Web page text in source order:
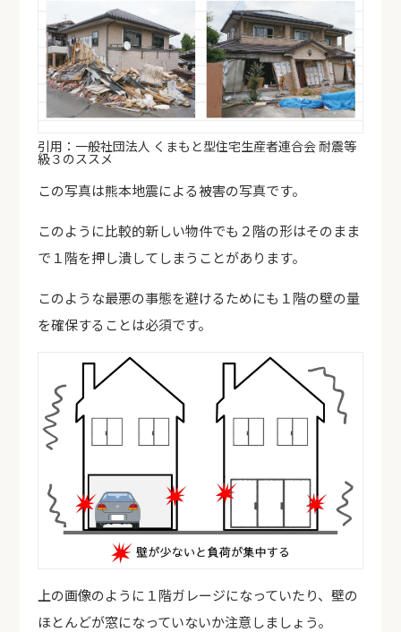
引用：一般社団法人 くまもと型住宅生産者連合会 耐震等
級３のススメ
この写真は熊本地震による被害の写真です。
このように比較的新しい物件でも２階の形はそのまま
で１階を押し潰してしまうことがあります。
このような最悪の事態を避けるためにも１階の壁の量
を確保することは必須です。
上の画像のように１階ガレージになっていたり、壁の
ほとんどが窓になっていないか注意しましょう。